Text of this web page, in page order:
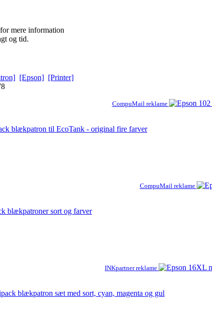
mere information
og tid.
[Epson] [Printer]
CompuMail reklame
blækpatron til EcoTank - original fire farver
CompuMail reklame
blækpatroner sort og farver
INKpartner reklame
blækpatron sæt med sort, cyan, magenta og gul